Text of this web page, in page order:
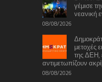
γέμισε
νεανική
08/08/2026
μετοχές
της ΔΕΗ,
αντιμετωπίζουν
08/08/2026